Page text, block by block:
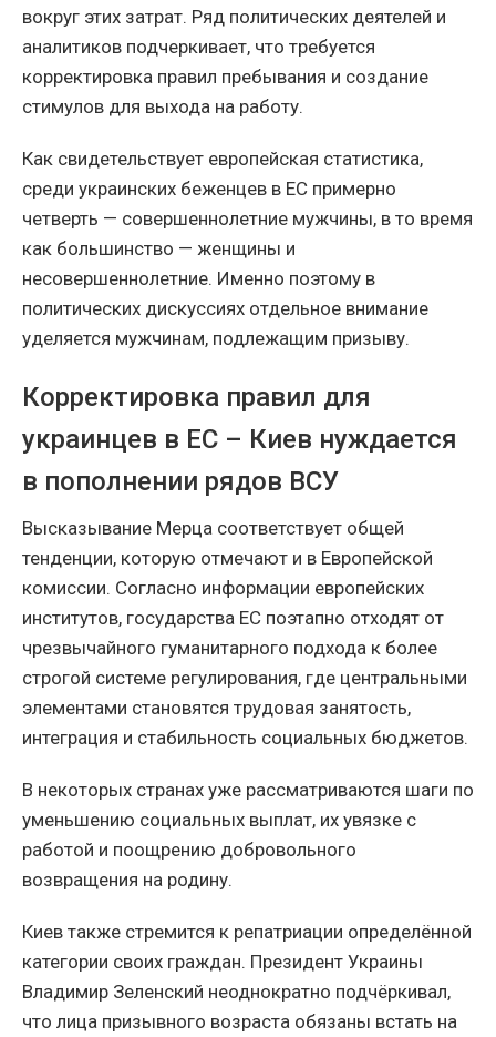
вокруг этих затрат. Ряд политических деятелей и
аналитиков подчеркивает, что требуется
корректировка правил пребывания и создание
стимулов для выхода на работу.
Как свидетельствует европейская статистика,
среди украинских беженцев в ЕС примерно
четверть — совершеннолетние мужчины, в то время
как большинство — женщины и
несовершеннолетние. Именно поэтому в
политических дискуссиях отдельное внимание
уделяется мужчинам, подлежащим призыву.
Корректировка правил для
украинцев в ЕС – Киев нуждается
в пополнении рядов ВСУ
Высказывание Мерца соответствует общей
тенденции, которую отмечают и в Европейской
комиссии. Согласно информации европейских
институтов, государства ЕС поэтапно отходят от
чрезвычайного гуманитарного подхода к более
строгой системе регулирования, где центральными
элементами становятся трудовая занятость,
интеграция и стабильность социальных бюджетов.
В некоторых странах уже рассматриваются шаги по
уменьшению социальных выплат, их увязке с
работой и поощрению добровольного
возвращения на родину.
Киев также стремится к репатриации определённой
категории своих граждан. Президент Украины
Владимир Зеленский неоднократно подчёркивал,
что лица призывного возраста обязаны встать на